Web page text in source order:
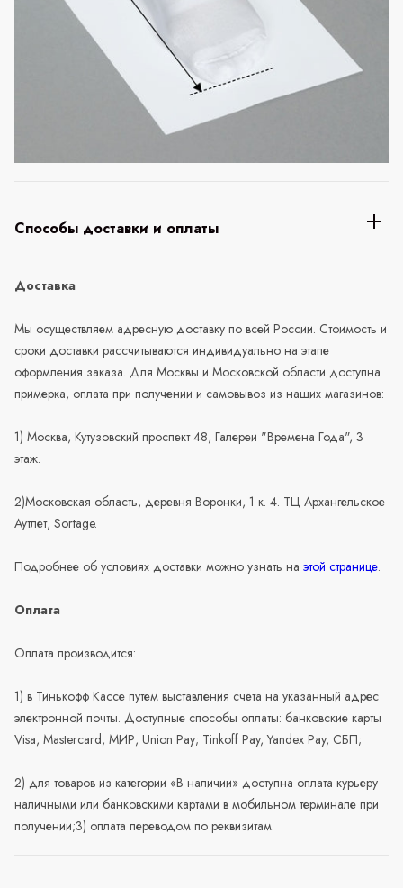
Способы доставки и оплаты
Доставка
Мы осуществляем адресную доставку по всей России. Стоимость и
сроки доставки рассчитываются индивидуально на этапе
оформления заказа. Для Москвы и Московской области доступна
примерка, оплата при получении и самовывоз из наших магазинов:
1) Москва, Кутузовский проспект 48, Галереи "Времена Года", 3
этаж.
2)Московская область, деревня Воронки, 1 к. 4. ТЦ Архангельское
Аутлет, Sortage.
Подробнее об условиях доставки можно узнать на этой странице.
Оплата
Оплата производится:
1) в Тинькофф Кассе путем выставления счёта на указанный адрес
электронной почты. Доступные способы оплаты: банковские карты
Visa, Mastercard, МИР, Union Pay; Tinkoff Pay, Yandex Pay, СБП;
2) для товаров из категории «В наличии» доступна оплата курьеру
наличными или банковскими картами в мобильном терминале при
получении;3) оплата переводом по реквизитам.